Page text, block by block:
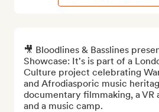
🎥 Bloodlines & Basslines
Showcase: It's is part of a
Culture project celebrating
and Afrodiasporic music
documentary filmmaking, a VR
and a music camp.